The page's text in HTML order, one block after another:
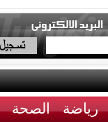
رياضة الصحة